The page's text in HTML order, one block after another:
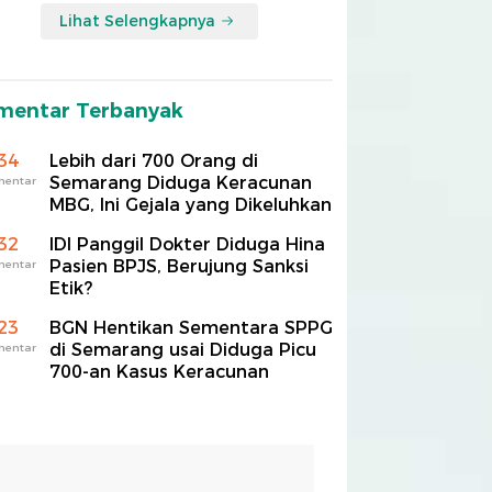
Lihat Selengkapnya
Terbanyak
Lebih dari 700 Orang di
Semarang Diduga Keracunan
MBG, Ini Gejala yang Dikeluhkan
IDI Panggil Dokter Diduga Hina
Pasien BPJS, Berujung Sanksi
Etik?
BGN Hentikan Sementara SPPG
di Semarang usai Diduga Picu
700-an Kasus Keracunan